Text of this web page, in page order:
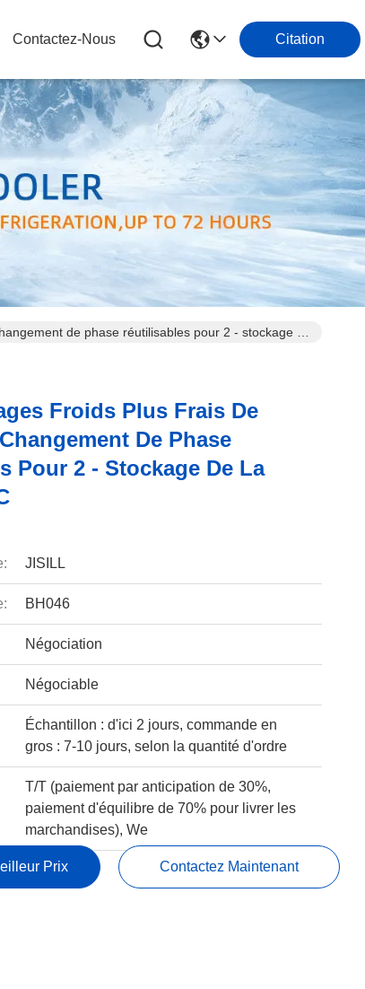
Contactez-Nous Citation
de phase réutilisables pour 2 - stockage de
Froids Plus Frais De
De Phase
Pour 2 - Stockage De La
JISILL
BH046
Négociation
Négociable
Échantillon : d'ici 2 jours, commande en
gros : 7-10 jours, selon la quantité d'ordre
T/T (paiement par anticipation de 30%,
paiement d'équilibre de 70% pour livrer les
marchandises), We
Prix Contactez Maintenant